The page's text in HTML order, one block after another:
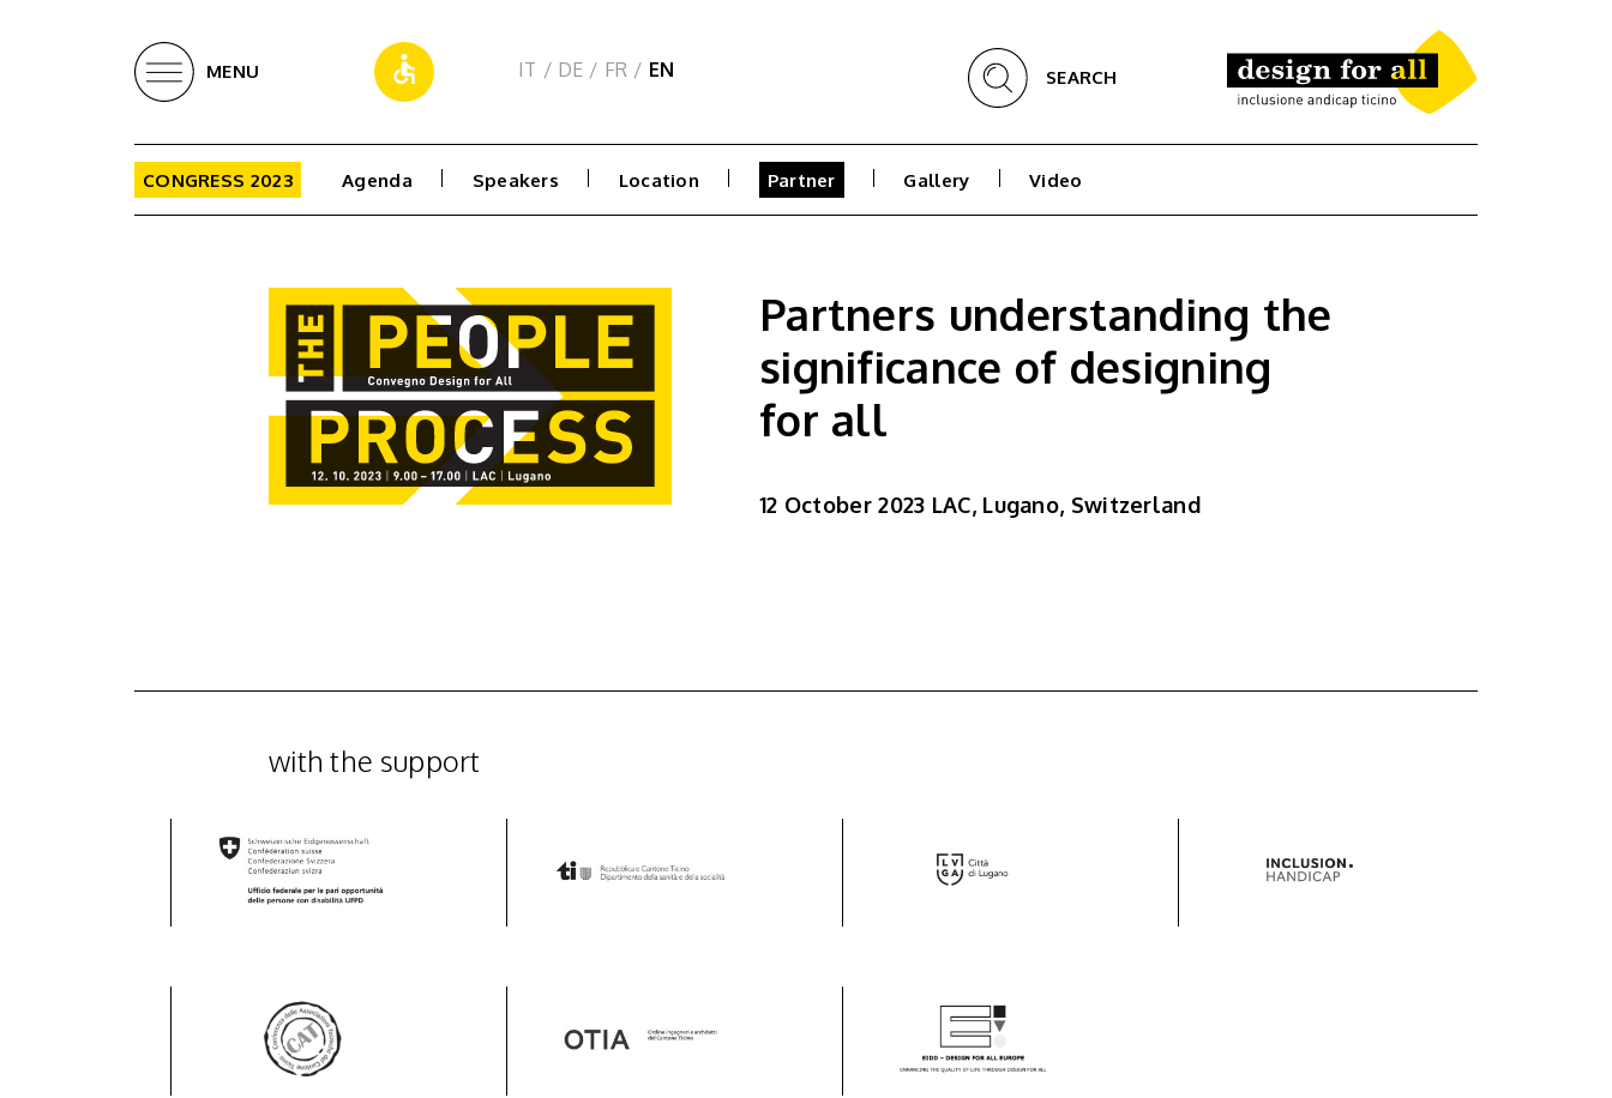
MENU IT / DE / FR / EN SEARCH
CONGRESS 2023 Agenda Speakers Location Partner Gallery Video
Partners understanding the
significance of designing
for all
12 October 2023 LAC, Lugano, Switzerland
with the support